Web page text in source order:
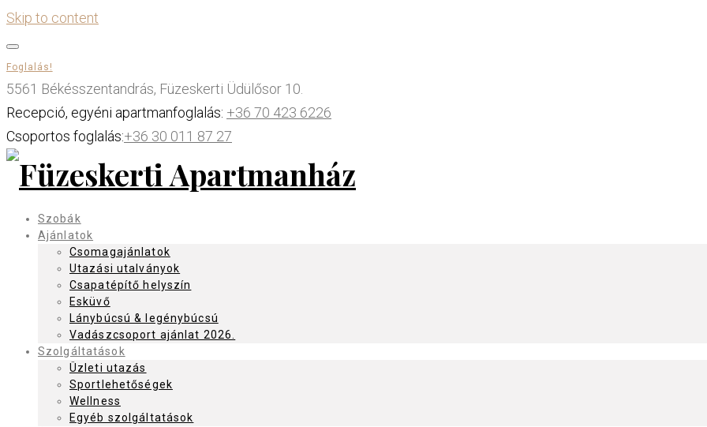
Skip to content
Foglalás!
5561 Békésszentandrás, Füzeskerti Üdülősor 10.
Recepció, egyéni apartmanfoglalás: +36 70 423 6226
Csoportos foglalás:+36 30 011 87 27
Szobák
Ajánlatok
Csomagajánlatok
Utazási utalványok
Csapatépítő helyszín
Esküvő
Lánybúcsú & legénybúcsú
Vadászcsoport ajánlat 2026.
Szolgáltatások
Üzleti utazás
Sportlehetőségek
Wellness
Egyéb szolgáltatások